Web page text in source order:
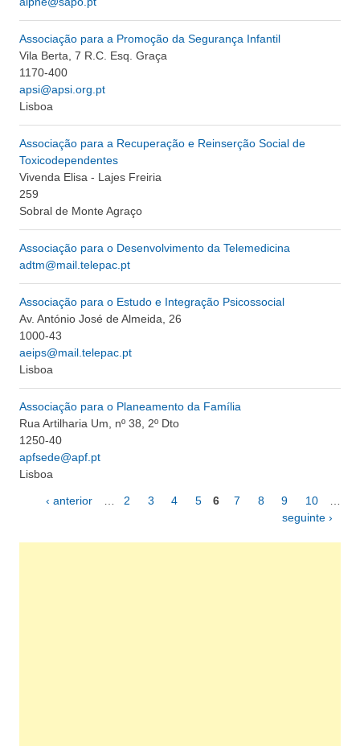
Associação para a Promoção da Segurança Infantil
Vila Berta, 7 R.C. Esq. Graça
1170-400
apsi@apsi.org.pt
Lisboa
Associação para a Recuperação e Reinserção Social de
Toxicodependentes
Vivenda Elisa - Lajes Freiria
259
Sobral de Monte Agraço
Associação para o Desenvolvimento da Telemedicina
adtm@mail.telepac.pt
Associação para o Estudo e Integração Psicossocial
Av. António José de Almeida, 26
1000-43
aeips@mail.telepac.pt
Lisboa
Associação para o Planeamento da Família
Rua Artilharia Um, nº 38, 2º Dto
1250-40
apfsede@apf.pt
Lisboa
Páginas
‹ anterior 2 3 4 5 6 7 8 9 10
seguinte ›